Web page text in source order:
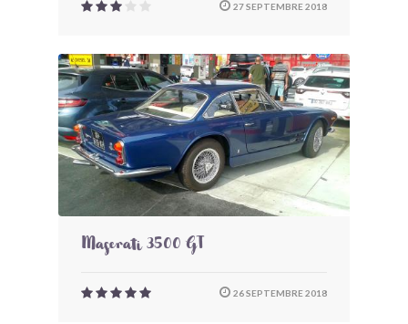
27 SEPTEMBRE 2018
Maserati 3500 GT
26 SEPTEMBRE 2018